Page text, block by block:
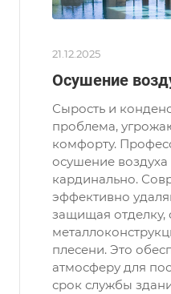
21.12.2025
Осушение
Сырость и
проблема,
комфорту.
осушение
кардинально.
эффективно
защищая отделку,
плесени. Это
атмосферу для
срок службы